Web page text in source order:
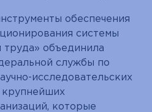
обеспечения
системы
труда» объединила
службы по
исследовательских
крупнейших
которые